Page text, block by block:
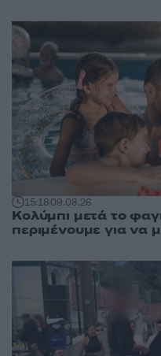
15:1809.08.26
Κολύμπι μετά το
περιμένουμε για να